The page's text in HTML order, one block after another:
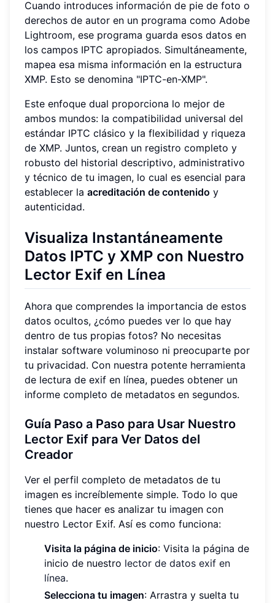
Cuando introduces información de pie de foto o
derechos de autor en un programa como Adobe
Lightroom, ese programa guarda esos datos en
los campos IPTC apropiados. Simultáneamente,
mapea esa misma información en la estructura
XMP. Esto se denomina "IPTC-en-XMP".
Este enfoque dual proporciona lo mejor de
ambos mundos: la compatibilidad universal del
estándar IPTC clásico y la flexibilidad y riqueza
de XMP. Juntos, crean un registro completo y
robusto del historial descriptivo, administrativo
y técnico de tu imagen, lo cual es esencial para
establecer la acreditación de contenido y
autenticidad.
Visualiza Instantáneamente
Datos IPTC y XMP con Nuestro
Lector Exif en Línea
Ahora que comprendes la importancia de estos
datos ocultos, ¿cómo puedes ver lo que hay
dentro de tus propias fotos? No necesitas
instalar software voluminoso ni preocuparte por
tu privacidad. Con nuestra potente herramienta
de lectura de exif en línea, puedes obtener un
informe completo de metadatos en segundos.
Guía Paso a Paso para Usar Nuestro
Lector Exif para Ver Datos del
Creador
Ver el perfil completo de metadatos de tu
imagen es increíblemente simple. Todo lo que
tienes que hacer es analizar tu imagen con
nuestro Lector Exif. Así es como funciona:
Visita la página de inicio: Visita la página de
inicio de nuestro lector de datos exif en
línea.
Selecciona tu imagen: Arrastra y suelta tu